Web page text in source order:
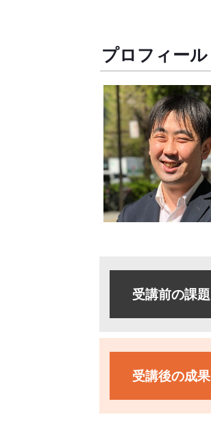
プロフィール
受講前の課題
受講後の成果